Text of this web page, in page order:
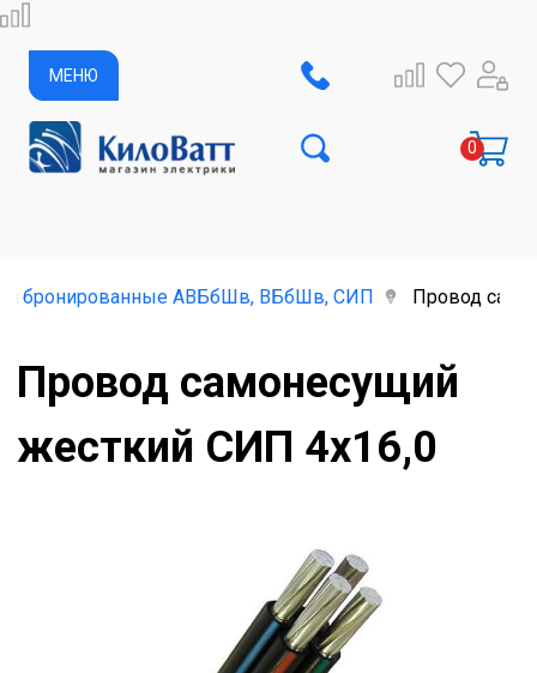
МЕНЮ
бронированные АВБбШв, ВБбШв, СИП Провод
Провод самонесущий
жесткий СИП 4х16,0